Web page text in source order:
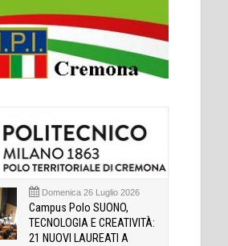
Domenica 26 Luglio 2026
Campus Polo SUONO,
TECNOLOGIA E CREATIVITÀ:
21 NUOVI LAUREATI A